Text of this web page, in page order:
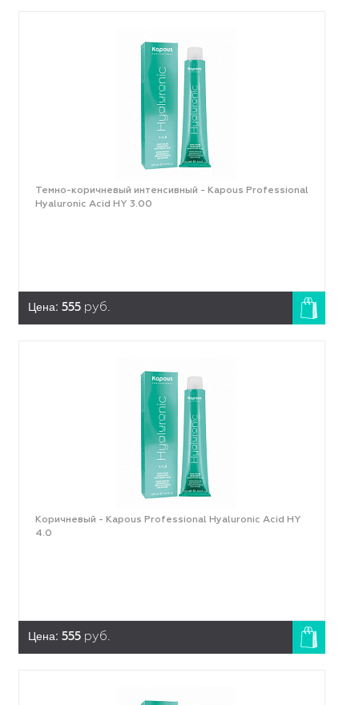
Темно-коричневый интенсивный - Kapous Professional
Hyaluronic Acid HY 3.00
Цена: 555 руб.
Коричневый - Kapous Professional Hyaluronic Acid HY
4.0
Цена: 555 руб.